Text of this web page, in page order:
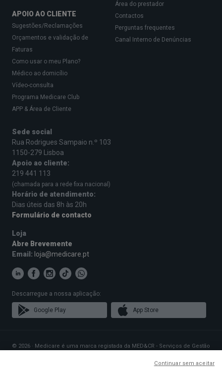
APOIO AO CLIENTE
Sugestões/Reclamações
Orçamentos e validação de
Faturas
Como usar o meu Plano?
Médico ao domicílio
Vídeo-consulta
Programa Medicare Club
APP & Área de Cliente
Área do prestador
Contactos
Perguntas frequentes
Canal Interno de Denúncias
Sede social
Rua Rodrigues Sampaio n.º 103
1150-279 Lisboa
Apoio ao cliente:
219 441 113
(chamada para a rede fixa nacional)
Horário de atendimento:
Dias úteis das 8h às 20h
Formulário de contacto
Loja
Abre Brevemente
Email: loja@medicare.pt
Descarregue a nossa aplicação:
Google Play App Store
© 2026 · Medicare é uma marca registada da MED&CR - Serviços de Gestão
sede social em Rua Rodrigues Sampaio n.º 103, 1150-279 Lisboa, que gere
Continuar sem aceitar